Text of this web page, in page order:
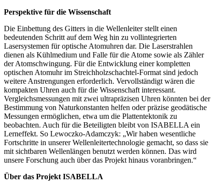
Perspektive für die Wissenschaft
Die Einbettung des Gitters in die Wellenleiter stellt einen
bedeutenden Schritt auf dem Weg hin zu vollintegrierten
Lasersystemen für optische Atomuhren dar. Die Laserstrahlen
dienen als Kühlmedium und Falle für die Atome sowie als Zähler
der Atomschwingung. Für die Entwicklung einer kompletten
optischen Atomuhr im Streichholzschachtel-Format sind jedoch
weitere Anstrengungen erforderlich. Vervollständigt wären die
kompakten Uhren auch für die Wissenschaft interessant.
Vergleichsmessungen mit zwei ultrapräzisen Uhren könnten bei der
Bestimmung von Naturkonstanten helfen oder präzise geodätische
Messungen ermöglichen, etwa um die Plattentektonik zu
beobachten. Auch für die Beteiligten bleibt von ISABELLA ein
Lerneffekt. So Lewoczko-Adamczyk: „Wir haben wesentliche
Fortschritte in unserer Wellenleitertechnologie gemacht, so dass sie
mit sichtbaren Wellenlängen benutzt werden können. Das wird
unsere Forschung auch über das Projekt hinaus voranbringen.“
Über das Projekt ISABELLA